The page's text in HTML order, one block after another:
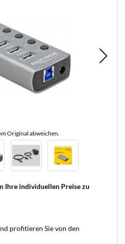
Original abweichen.
Ihre individuellen Preise zu
profitieren Sie von den